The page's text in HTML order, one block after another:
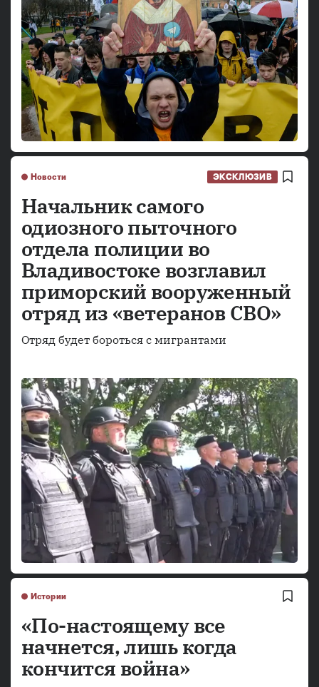
Новости ЭКСКЛЮЗИВ
Начальник самого
одиозного пыточного
отдела полиции во
Владивостоке возглавил
приморский вооруженный
отряд из «ветеранов СВО»
Отряд будет бороться с мигрантами
Истории
«По-настоящему все
начнется, лишь когда
кончится война»